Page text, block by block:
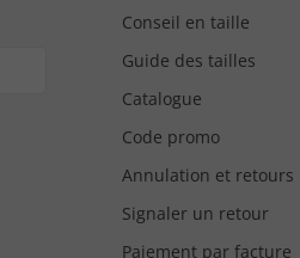
Conseil en taille
Guide des tailles
Catalogue
Code promo
Annulation et retours
Signaler un retour
Paiement par facture